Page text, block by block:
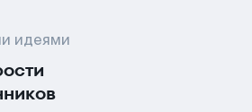
идеями